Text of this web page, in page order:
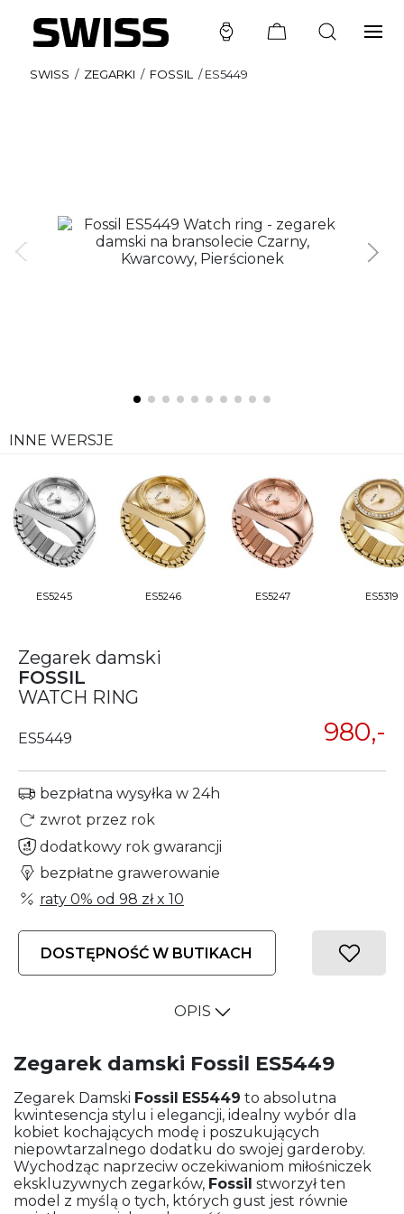
SWISS / ZEGARKI / FOSSIL /ES5449
INNE WERSJE
ES5245 ES5246 ES5247 ES5319
Zegarek damski
FOSSIL
WATCH RING
ES5449 980,-
bezpłatna wysyłka w 24h
zwrot przez rok
dodatkowy rok gwarancji
bezpłatne grawerowanie
raty 0% od 98 złx 10
DOSTĘPNOŚĆ W BUTIKACH
OPIS
Zegarek damski Fossil ES5449
Zegarek Damski Fossil ES5449 to absolutna
kwintesencja stylu i elegancji, idealny wybór dla
kobiet kochających modę i poszukujących
niepowtarzalnego dodatku do swojej garderoby.
Wychodząc naprzeciw oczekiwaniom miłośniczek
ekskluzywnych zegarków, Fossil stworzył ten
model z myślą o tych, których gust jest równie